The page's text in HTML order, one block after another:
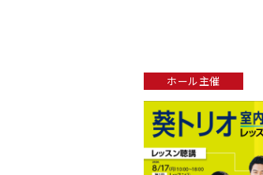
ホール主催